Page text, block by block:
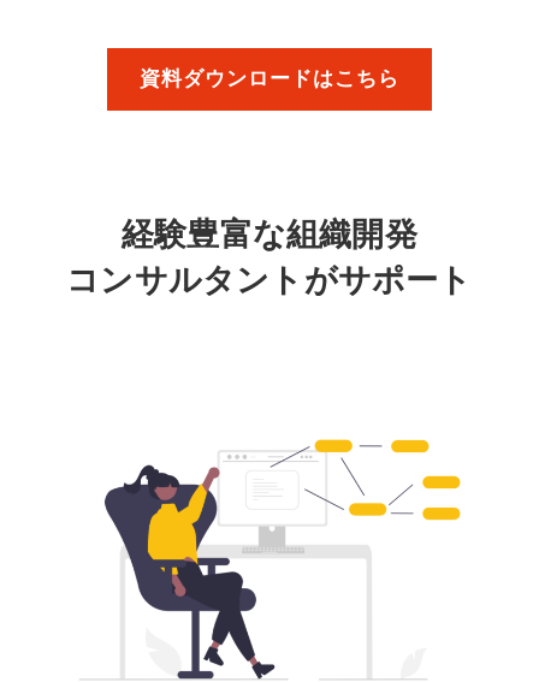
資料ダウンロードはこちら
経験豊富な組織開発
コンサルタントがサポート